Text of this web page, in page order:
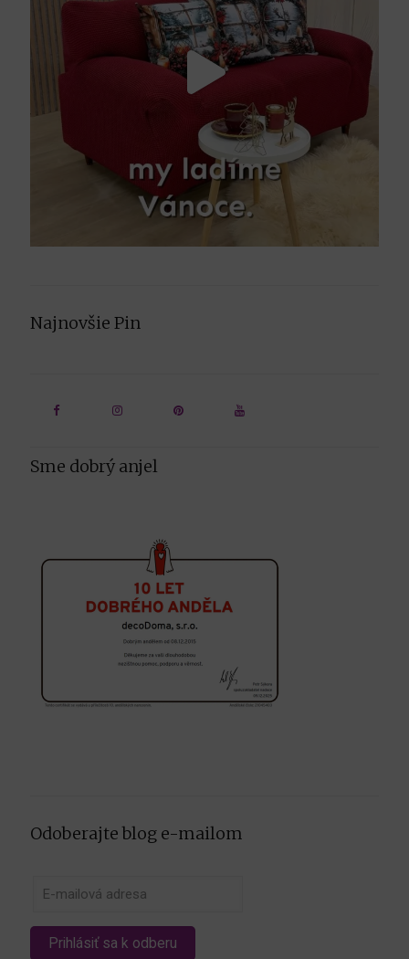
Najnovšie Pin
Sme dobrý anjel
Odoberajte blog e-mailom